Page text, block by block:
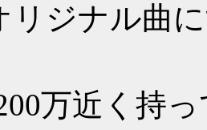
リジナル曲
万近く持